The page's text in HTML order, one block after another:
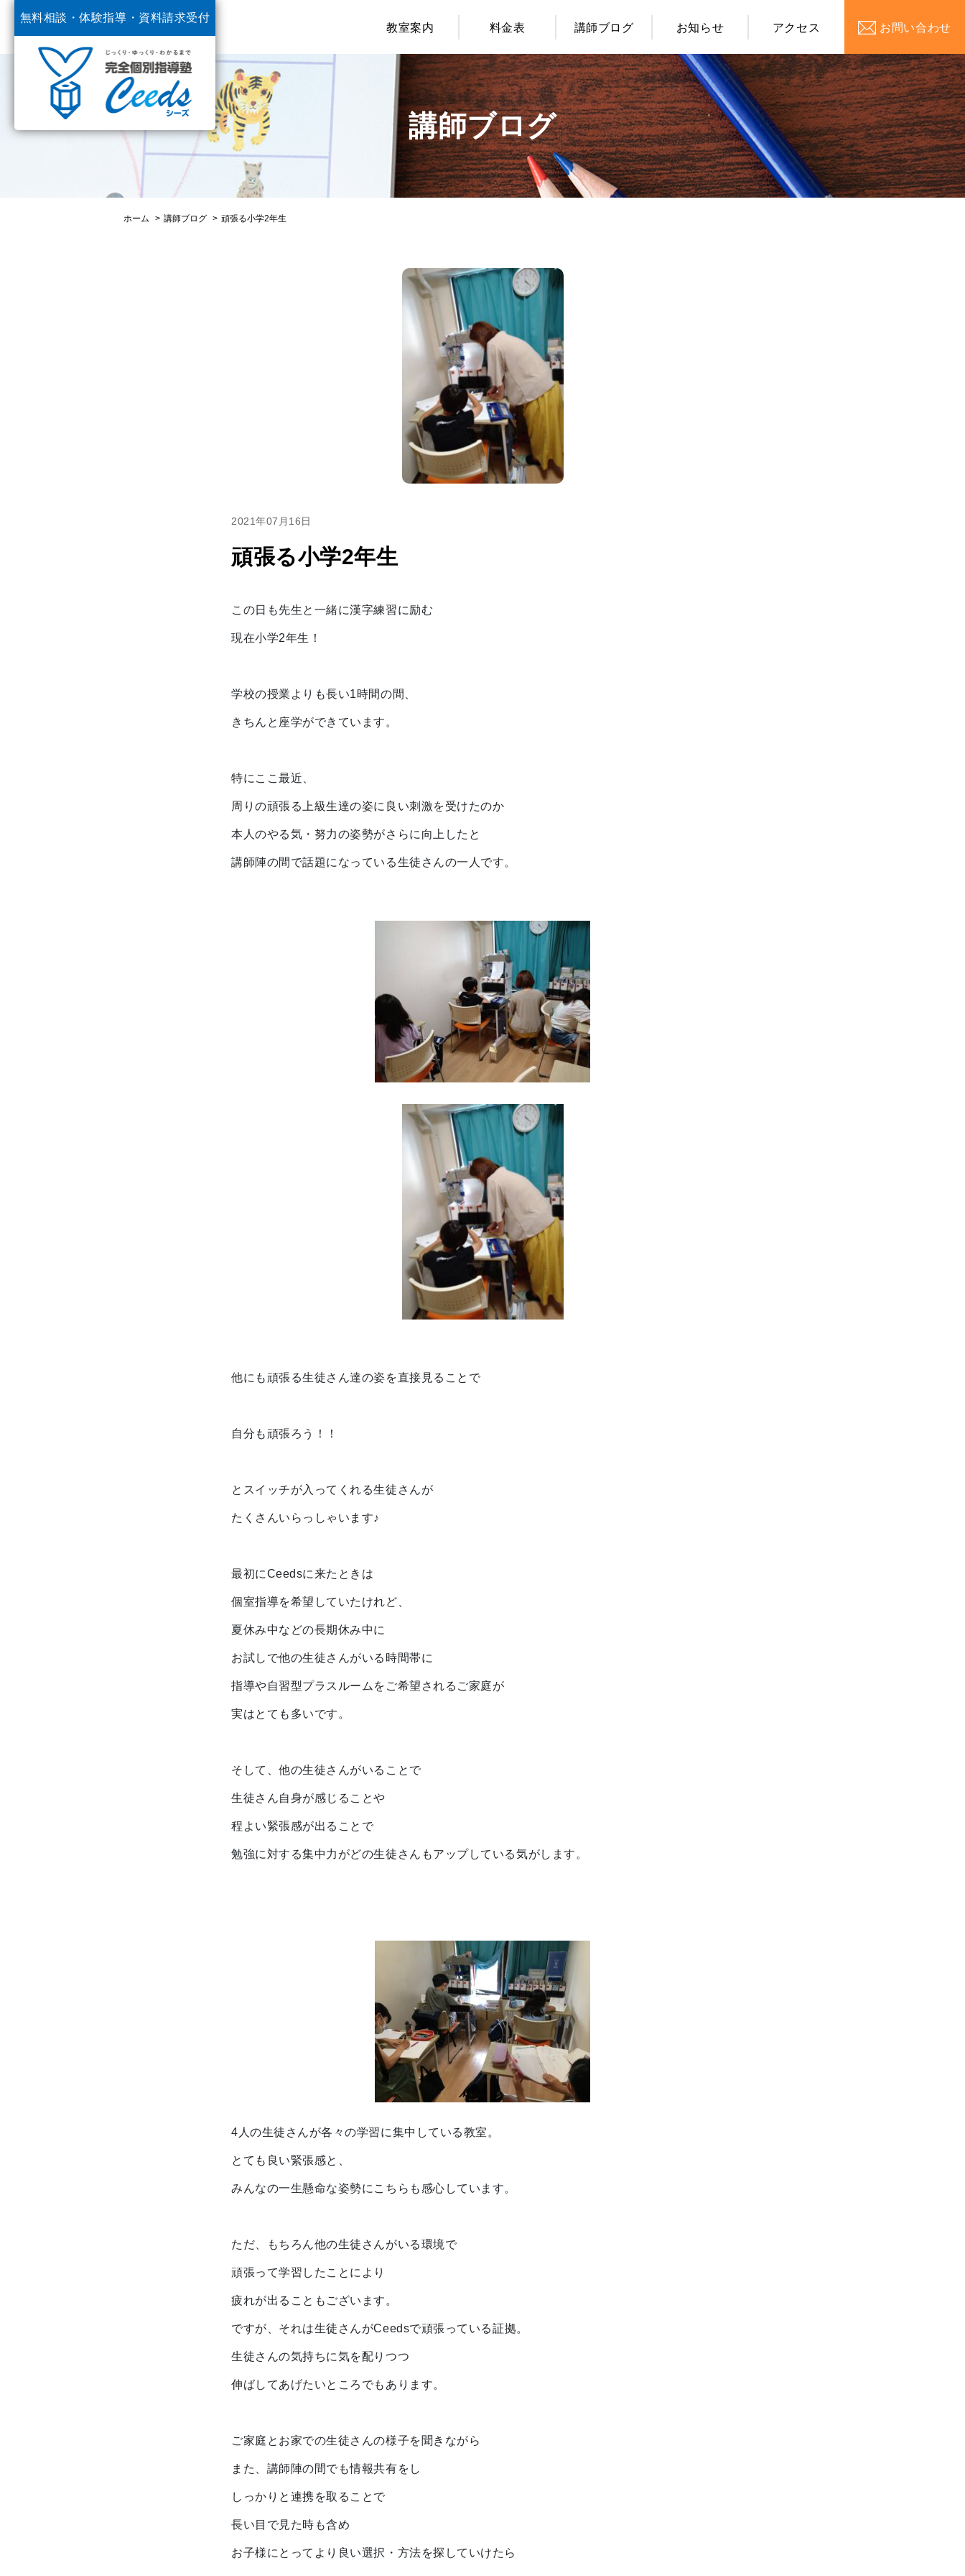
無料相談・体験指導・ 資料請求受付
中
教室案内 料金表 講師ブログ お知らせ アクセス お問い合わせ
講師ブログ
ホーム 講師ブログ 頑張る小学2年生
2021年07月16日
頑張る小学2年生
この日も先生と一緒に漢字練習に励む
現在小学2年生！
学校の授業よりも長い1時間の間、
きちんと座学ができています。
特にここ最近、
周りの頑張る上級生達の姿に良い刺激を受けたのか
本人のやる気・努力の姿勢がさらに向上したと
講師陣の間で話題になっている生徒さんの一人です。
他にも頑張る生徒さん達の姿を直接見ることで
自分も頑張ろう！！
とスイッチが入ってくれる生徒さんが
たくさんいらっしゃいます♪
最初にCeedsに来たときは
個室指導を希望していたけれど、
夏休み中などの長期休み中に
お試しで他の生徒さんがいる時間帯に
指導や自習型プラスルームをご希望されるご家庭が
実はとても多いです。
そして、他の生徒さんがいることで
生徒さん自身が感じることや
程よい緊張感が出ることで
勉強に対する集中力がどの生徒さんもアップしている気がします。
4人の生徒さんが各々の学習に集中している教室。
とても良い緊張感と、
みんなの一生懸命な姿勢にこちらも感心しています。
ただ、もちろん他の生徒さんがいる環境で
頑張って学習したことにより
疲れが出ることもございます。
ですが、それは生徒さんがCeedsで頑張っている証拠。
生徒さんの気持ちに気を配りつつ
伸ばしてあげたいところでもあります。
ご家庭とお家での生徒さんの様子を聞きながら
また、講師陣の間でも情報共有をし
しっかりと連携を取ることで
長い目で見た時も含め
お子様にとってより良い選択・方法を探していけたら